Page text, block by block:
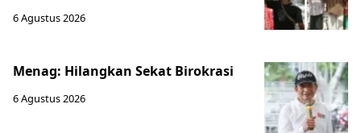
6 Agustus 2026
Menag: Hilangkan Sekat Birokrasi
6 Agustus 2026